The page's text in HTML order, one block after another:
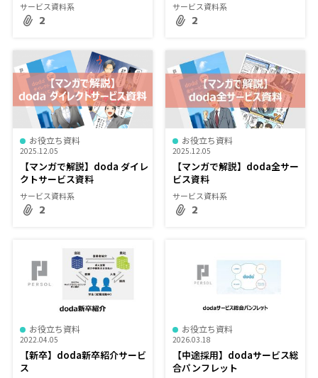
サービス資料系
2
サービス資料系
2
お役立ち資料
2025.12.05
【マンガで解説】doda ダイレ
クトサービス資料
サービス資料系
2
お役立ち資料
2025.12.05
【マンガで解説】doda全サー
ビス資料
サービス資料系
2
お役立ち資料
2022.04.05
【新卒】doda新卒紹介サービ
ス
お役立ち資料
2026.03.18
【中途採用】dodaサービス総
合パンフレット